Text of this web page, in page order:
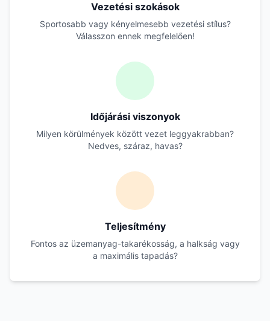
Vezetési szokások
Sportosabb vagy kényelmesebb vezetési stílus?
Válasszon ennek megfelelően!
Időjárási viszonyok
Milyen körülmények között vezet leggyakrabban?
Nedves, száraz, havas?
Teljesítmény
Fontos az üzemanyag-takarékosság, a halkság vagy
a maximális tapadás?